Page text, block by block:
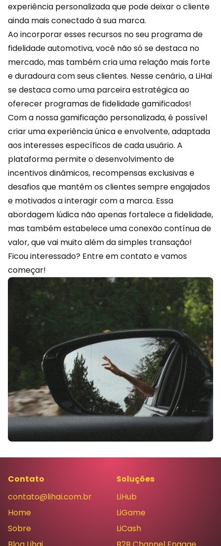
experiência personalizada que pode deixar o cliente
ainda mais conectado à sua marca.
Ao incorporar esses recursos no seu programa de
fidelidade automotiva, você não só se destaca no
mercado, mas também cria uma relação mais forte
e duradoura com seus clientes. Nesse cenário, a LiHai
se destaca como uma parceira estratégica ao
oferecer programas de fidelidade gamificados!
Com a nossa gamificação personalizada, é possível
criar uma experiência única e envolvente, adaptada
aos interesses específicos de cada usuário. A
plataforma permite o desenvolvimento de
incentivos dinâmicos, recompensas exclusivas e
desafios que mantêm os clientes sempre engajados
e motivados a interagir com a marca. Essa
abordagem lúdica não apenas fortalece a fidelidade,
mas também estabelece uma conexão contínua de
valor, que vai muito além da simples transação!
Ficou interessado? Entre em contatoe vamos
começar!
Contato
contato@lihai.com.br
Home
Sobre
Soluções
LiHub
LiGame
LiCash